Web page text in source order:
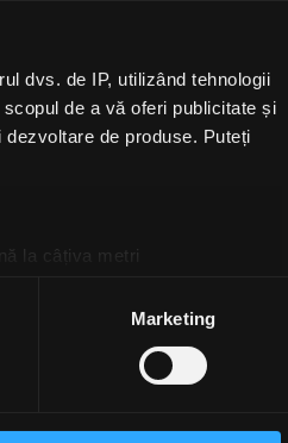
dvs. de IP, utilizând tehnologii
de a vă oferi publicitate și
de produse. Puteți
la câțiva metri
la
secțiunea cu detalii
cu privire la modul în
Marketing